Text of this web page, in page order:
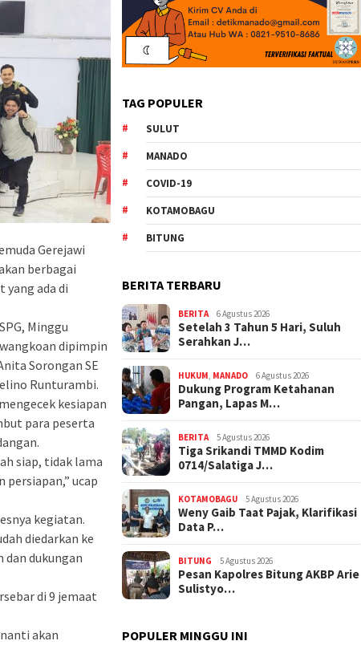
Gerejawi
berbagai
yang ada di
Minggu
dipimpin
Sorongan SE
Runturambi.
kesiapan
para peserta
siap, tidak lama
ucap
kegiatan.
diedarkan ke
dan dukungan
di 9 jemaat
akan
TAG POPULER
SULUT
MANADO
COVID-19
KOTAMOBAGU
BITUNG
BERITA TERBARU
BERITA 6 Agustus 2026
Setelah 3 Tahun 5 Hari, Suluh
Serahkan J…
HUKUM, MANADO 6 Agustus 2026
Dukung Program Ketahanan
Pangan, Lapas M…
BERITA 5 Agustus 2026
Tiga Srikandi TMMD Kodim
0714/Salatiga J…
KOTAMOBAGU 5 Agustus 2026
Weny Gaib Taat Pajak, Klarifikasi
Data P…
BITUNG 5 Agustus 2026
Pesan Kapolres Bitung AKBP Arie
Sulistyo…
POPULER MINGGU INI